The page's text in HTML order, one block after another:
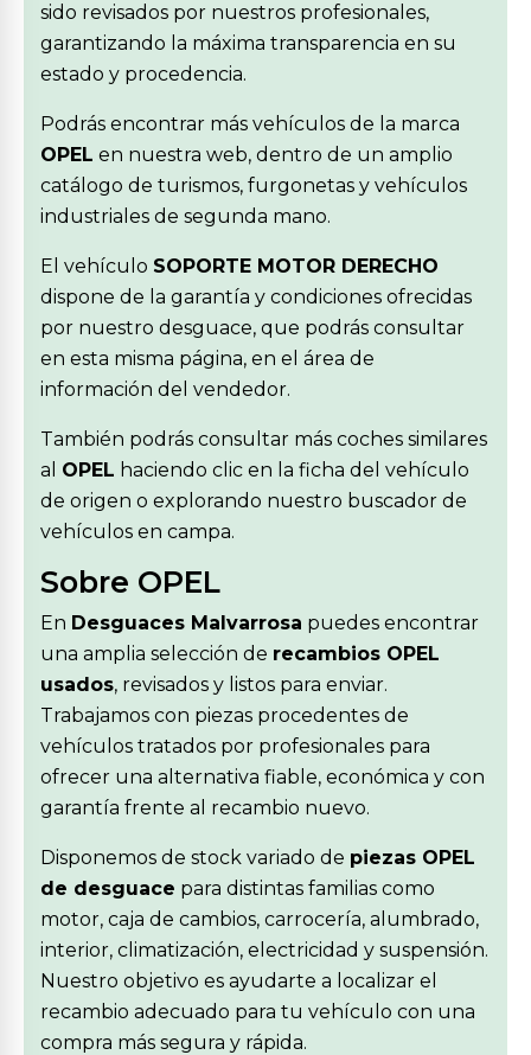
sido revisados por nuestros profesionales,
garantizando la máxima transparencia en su
estado y procedencia.
Podrás encontrar más vehículos de la marca
OPEL en nuestra web, dentro de un amplio
catálogo de turismos, furgonetas y vehículos
industriales de segunda mano.
El vehículo SOPORTE MOTOR DERECHO
dispone de la garantía y condiciones ofrecidas
por nuestro desguace, que podrás consultar
en esta misma página, en el área de
información del vendedor.
También podrás consultar más coches similares
al OPEL haciendo clic en la ficha del vehículo
de origen o explorando nuestro buscador de
vehículos en campa.
Sobre OPEL
En Desguaces Malvarrosa puedes encontrar
una amplia selección de recambios OPEL
usados, revisados y listos para enviar.
Trabajamos con piezas procedentes de
vehículos tratados por profesionales para
ofrecer una alternativa fiable, económica y con
garantía frente al recambio nuevo.
Disponemos de stock variado de piezas OPEL
de desguace para distintas familias como
motor, caja de cambios, carrocería, alumbrado,
interior, climatización, electricidad y suspensión.
Nuestro objetivo es ayudarte a localizar el
recambio adecuado para tu vehículo con una
compra más segura y rápida.